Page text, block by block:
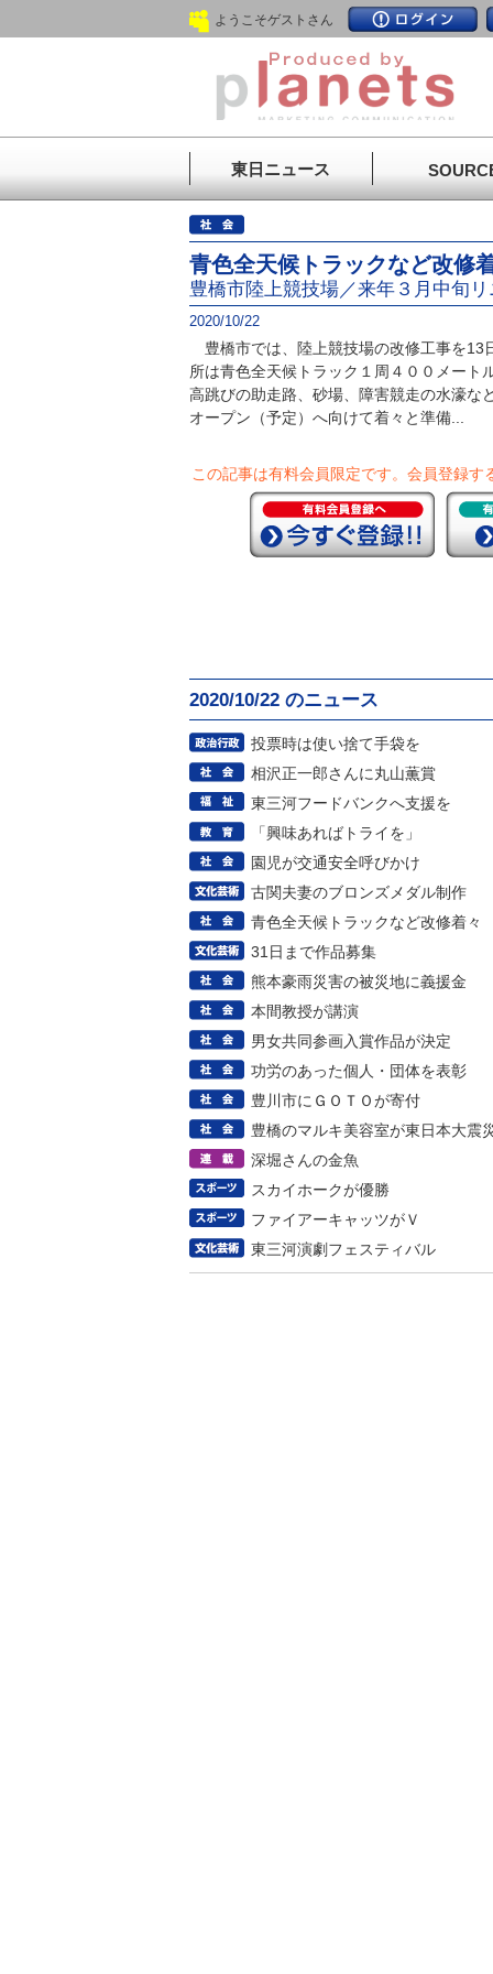
ようこそゲストさん
東日ニュース
青色全天候トラックなど改修
豊橋市陸上競技場／来年３月中旬
2020/10/22
豊橋市では、陸上競技場の改修工事を13
所は青色全天候トラック１周４００メート
高跳びの助走路、砂場、障害競走の水濠な
オープン（予定）へ向けて着々と準備...
この記事は有料会員限定です。 会員登録す
2020/10/22 のニュース
投票時は使い捨て手袋を
相沢正一郎さんに丸山薫賞
東三河フードバンクへ支援を
「興味あればトライを」
園児が交通安全呼びかけ
古関夫妻のブロンズメダル制作
青色全天候トラックなど改修着々
31日まで作品募集
熊本豪雨災害の被災地に義援金
本間教授が講演
男女共同参画入賞作品が決定
功労のあった個人・団体を表彰
豊川市にＧＯＴＯが寄付
豊橋のマルキ美容室が東日本大震
深堀さんの金魚
スカイホークが優勝
ファイアーキャッツがＶ
東三河演劇フェスティバル